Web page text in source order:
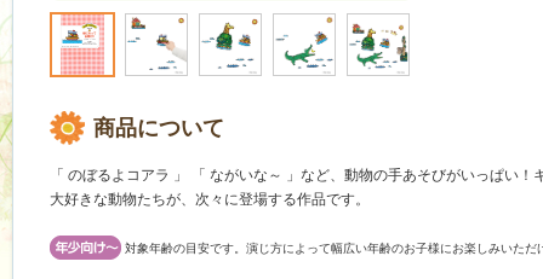
商品について
「 のぼるよコアラ 」 「 ながいな～ 」など、動物の手あそびがいっぱい
大好きな動物たちが、次々に登場する作品です。
対象年齢の目安です。演じ方によって幅広い年齢のお子様にお楽しみいただ